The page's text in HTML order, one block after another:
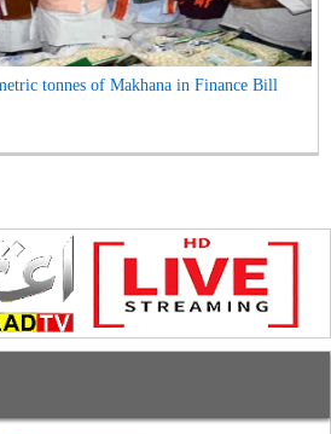
tonnes of Makhana in Finance Bill